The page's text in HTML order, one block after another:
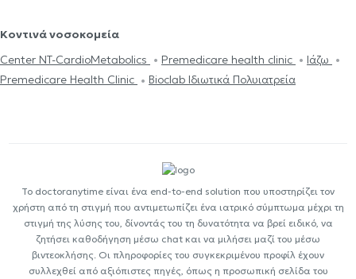
Κοντινά νοσοκομεία
Center NT-CardioMetabolics
Premedicare health clinic
Ιάζω
Premedicare Health Clinic
Bioclab Ιδιωτικά Πολυιατρεία
Το doctoranytime είναι ένα end-to-end solution που υποστηρίζει τον
χρήστη από τη στιγμή που αντιμετωπίζει ένα ιατρικό σύμπτωμα μέχρι τη
στιγμή της λύσης του, δίνοντάς του τη δυνατότητα να βρεί ειδικό, να
ζητήσει καθοδήγηση μέσω chat και να μιλήσει μαζί του μέσω
βιντεοκλήσης. Οι πληροφορίες του συγκεκριμένου προφίλ έχουν
συλλεχθεί από αξιόπιστες πηγές, όπως η προσωπική σελίδα του